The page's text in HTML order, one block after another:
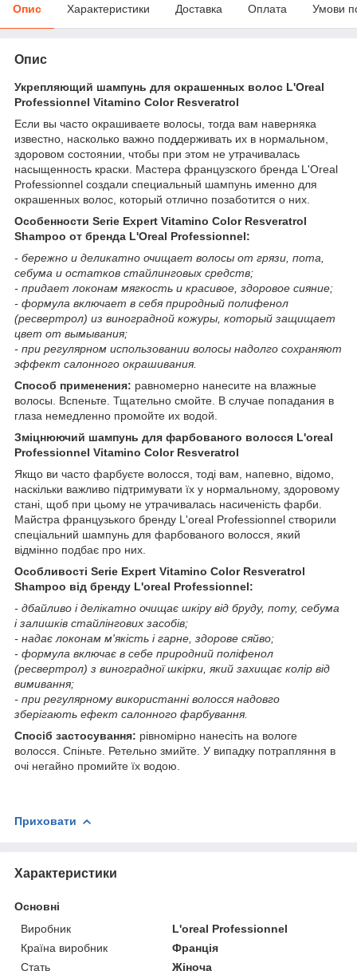
Опис Характеристики Доставка Оплата Умови
Опис
Укрепляющий шампунь для окрашенных волос L'Oreal
Professionnel Vitamino Color Resveratrol
Если вы часто окрашиваете волосы, тогда вам наверняка
известно, насколько важно поддерживать их в нормальном,
здоровом состоянии, чтобы при этом не утрачивалась
насыщенность краски. Мастера французского бренда L'Oreal
Professionnel создали специальный шампунь именно для
окрашенных волос, который отлично позаботится о них.
Особенности Serie Expert Vitamino Color Resveratrol
Shampoo от бренда L'Oreal Professionnel:
- бережно и деликатно очищает волосы от грязи, пота,
себума и остатков стайлинговых средств;
- придает локонам мягкость и красивое, здоровое сияние;
- формула включает в себя природный полифенол
(ресвертрол) из виноградной кожуры, который защищает
цвет от вымывания;
- при регулярном использовании волосы надолго сохраняют
эффект салонного окрашивания.
Способ применения: равномерно нанесите на влажные
волосы. Вспеньте. Тщательно смойте. В случае попадания в
глаза немедленно промойте их водой.
Зміцнюючий шампунь для фарбованого волосся L'oreal
Professionnel Vitamino Color Resveratrol
Якщо ви часто фарбуєте волосся, тоді вам, напевно, відомо,
наскільки важливо підтримувати їх у нормальному, здоровому
стані, щоб при цьому не утрачивалась насиченість фарби.
Майстра французького бренду L'oreal Professionnel створили
спеціальний шампунь для фарбованого волосся, який
відмінно подбає про них.
Особливості Serie Expert Vitamino Color Resveratrol
Shampoo від бренду L'oreal Professionnel:
- дбайливо і делікатно очищає шкіру від бруду, поту, себума
і залишків стайлінгових засобів;
- надає локонам м'якість і гарне, здорове сяйво;
- формула включає в себе природний поліфенол
(ресвертрол) з виноградної шкірки, який захищає колір від
вимивання;
- при регулярному використанні волосся надовго
зберігають ефект салонного фарбування.
Спосіб застосування: рівномірно нанесіть на вологе
волосся. Спіньте. Ретельно змийте. У випадку потрапляння в
очі негайно промийте їх водою.
Приховати
Характеристики
Основні
Виробник
L'oreal Professionnel
Країна виробник
Франція
Стать
Жіноча